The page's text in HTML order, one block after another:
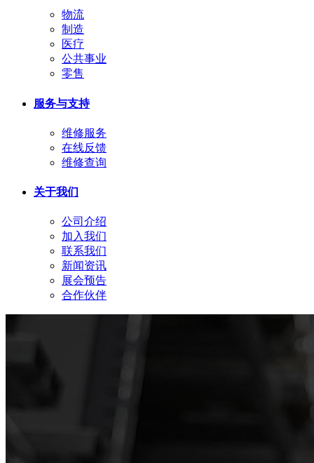
物流
制造
医疗
公共事业
零售
服务与支持
维修服务
在线反馈
维修查询
关于我们
公司介绍
加入我们
联系我们
新闻资讯
展会预告
合作伙伴